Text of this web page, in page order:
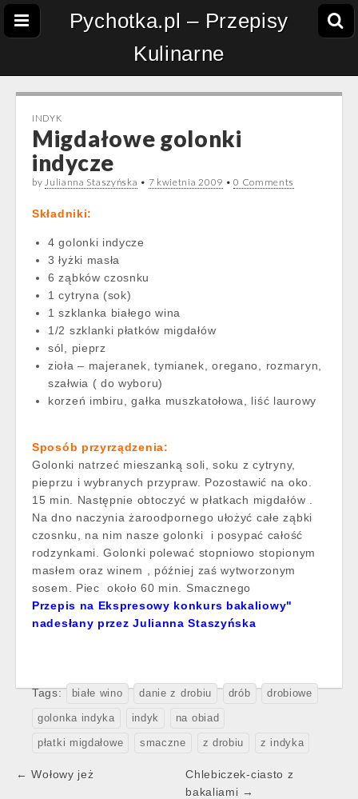
Pychotka.pl – Przepisy
Kulinarne
INDYK
Migdałowe golonki
indycze
byJulianna Staszyńska • 7 kwietnia 2009 •0 Comments
Składniki:
4 golonki indycze
3 łyżki masła
6 ząbków czosnku
1 cytryna (sok)
1 szklanka białego wina
1/2 szklanki płatków migdałów
sól, pieprz
zioła – majeranek, tymianek, oregano, rozmaryn,
szałwia ( do wyboru)
korzeń imbiru, gałka muszkatołowa, liść laurowy
Sposób przyrządzenia:
Golonki natrzeć mieszanką soli, soku z cytryny,
pieprzu i wybranych przypraw. Pozostawić na oko.
15 min. Następnie obtoczyć w płatkach migdałów .
Na dno naczynia żaroodpornego ułożyć całe ząbki
czosnku, na nim nasze golonki i posypać całość
rodzynkami. Golonki polewać stopniowo stopionym
masłem oraz winem , później zaś wytworzonym
sosem. Piec około 60 min. Smacznego
Przepis na Ekspresowy konkurs bakaliowy"
nadesłany przez Julianna Staszyńska
Tags: białe wino danie z drobiu drób drobiowe
golonka indyka indyk na obiad
płatki migdałowe smaczne z drobiu z indyka
Post
← Wołowy jeż
Chlebiczek-ciasto z
bakaliami →